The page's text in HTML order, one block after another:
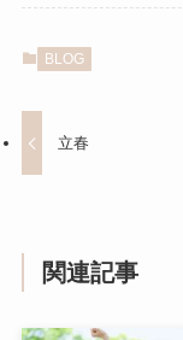
BLOG
立春
関連記事